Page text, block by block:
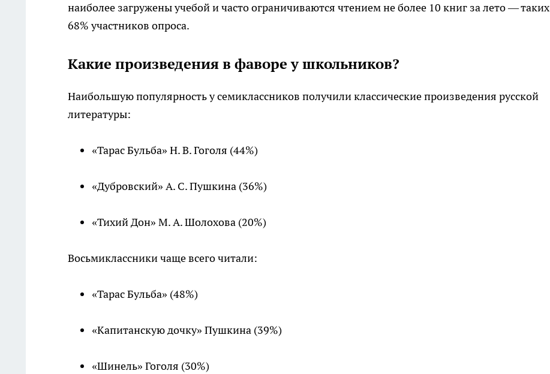
наиболее загружены учебой и часто ограничиваются чтением не более 10 книг за лето — таких
68% участников опроса.
Какие произведения в фаворе у школьников?
Наибольшую популярность у семиклассников получили классические произведения русской
литературы:
«Тарас Бульба» Н. В. Гоголя (44%)
«Дубровский» А. С. Пушкина (36%)
«Тихий Дон» М. А. Шолохова (20%)
Восьмиклассники чаще всего читали:
«Тарас Бульба» (48%)
«Капитанскую дочку» Пушкина (39%)
«Шинель» Гоголя (30%)